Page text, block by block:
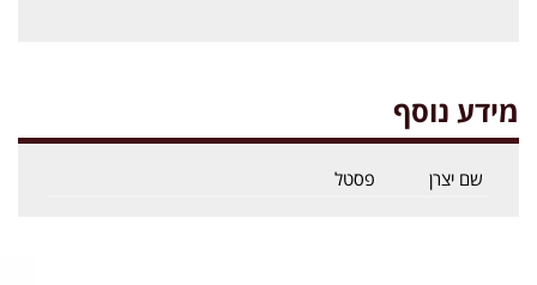
מידע נוסף
שם יצרן פסטל